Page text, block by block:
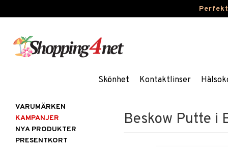
Skönhet Kontaktlinser
Beskow Putte i
VARUMÄRKEN
KAMPANJER
NYA PRODUKTER
PRESENTKORT